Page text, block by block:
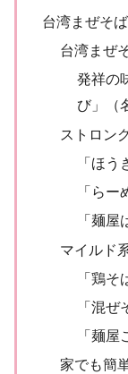
台湾まぜそ
台湾まぜ
発祥の
び」（
ストロン
「ほう
「らー
「麺屋
マイルド
「鶏そ
「混ぜ
「麺屋
家でも簡